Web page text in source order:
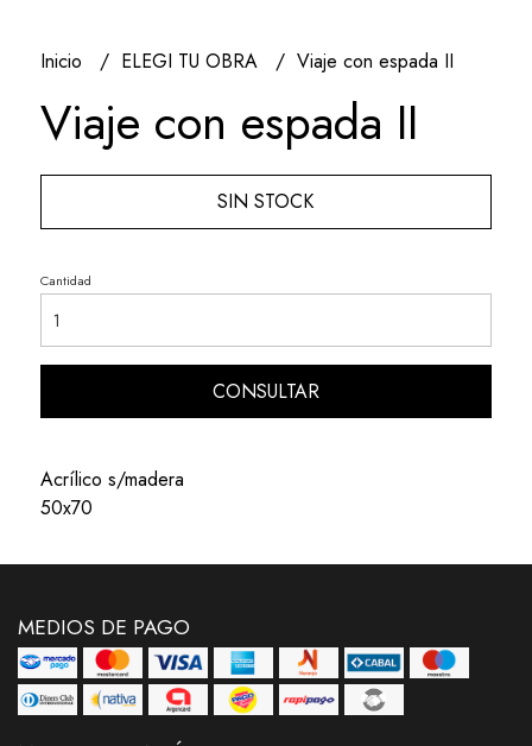
Inicio ELEGI TU OBRA Viaje con espada II
Viaje con espada II
SIN STOCK
Cantidad
CONSULTAR
Acrílico s/madera
50x70
MEDIOS DE PAGO